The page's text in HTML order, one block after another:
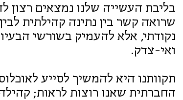
בליבת העשייה שלנו נמצאים רצון
שרואה קשר בין נתינה קהילתית
נקודתי, אלא להעמיק בשורשי
ואי-צדק.
תקוותנו היא להמשיך לסייע
החברתית שאנו רוצות לראות;